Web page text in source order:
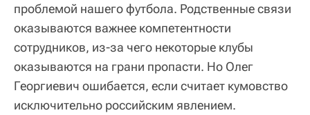
проблемой нашего футбола. Родственные связи
оказываются важнее компетентности
сотрудников, из-за чего некоторые клубы
оказываются на грани пропасти. Но Олег
Георгиевич ошибается, если считает кумовство
исключительно российским явлением.